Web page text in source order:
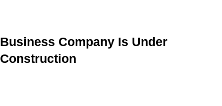
Business Company Is Under
Construction